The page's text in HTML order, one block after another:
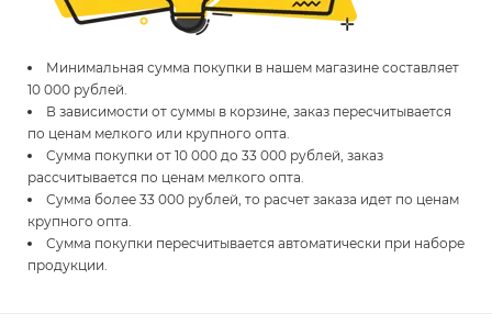
Минимальная сумма покупки в нашем магазине составляет
10 000 рублей.
В зависимости от суммы в корзине, заказ пересчитывается
по ценам мелкого или крупного опта.
Сумма покупки от 10 000 до 33 000 рублей, заказ
рассчитывается по ценам мелкого опта.
Сумма более 33 000 рублей, то расчет заказа идет по ценам
крупного опта.
Сумма покупки пересчитывается автоматически при наборе
продукции.